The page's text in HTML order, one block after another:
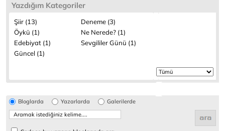
Yazdığım Kategoriler
Şiir (13)
Deneme (3)
Öykü (1)
Ne Nerede? (1)
Edebiyat (1)
Sevgililer Günü (1)
Güncel (1)
Bloglarda Yazarlarda Galerilerde